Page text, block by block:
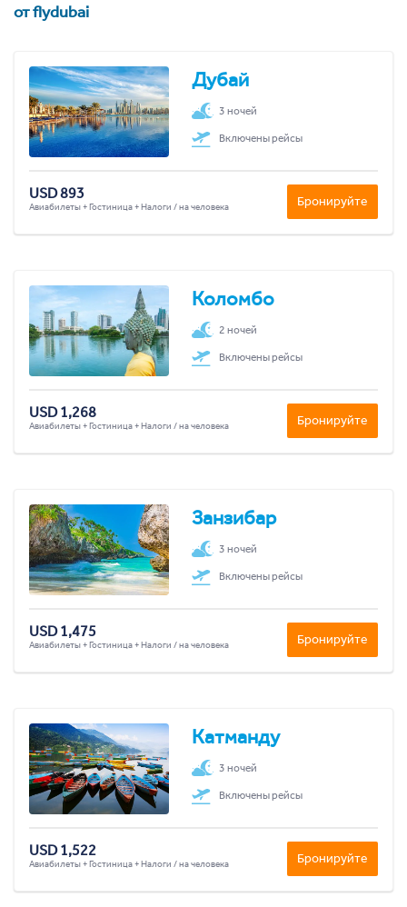
от flydubai
Дубай
3 ночей
Включены рейсы
USD 893
Авиабилеты + Гостиница + Налоги / на человека Бронируйте
Коломбо
2 ночей
Включены рейсы
USD 1,268
Авиабилеты + Гостиница + Налоги / на человека Бронируйте
Занзибар
3 ночей
Включены рейсы
USD 1,475
Авиабилеты + Гостиница + Налоги / на человека Бронируйте
Катманду
3 ночей
Включены рейсы
USD 1,522
Авиабилеты + Гостиница + Налоги / на человека Бронируйте